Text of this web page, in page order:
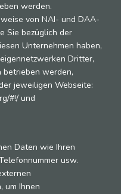
werden.
von NAI- und DAA-
Sie bezüglich der
Unternehmen haben,
Dritter,
betrieben werden,
jeweiligen Webseite:
#!/ und
Daten wie Ihren
usw.
um Ihnen